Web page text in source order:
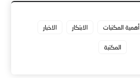
أهمية المكتبات الابتكار الاخبار
المكتبة